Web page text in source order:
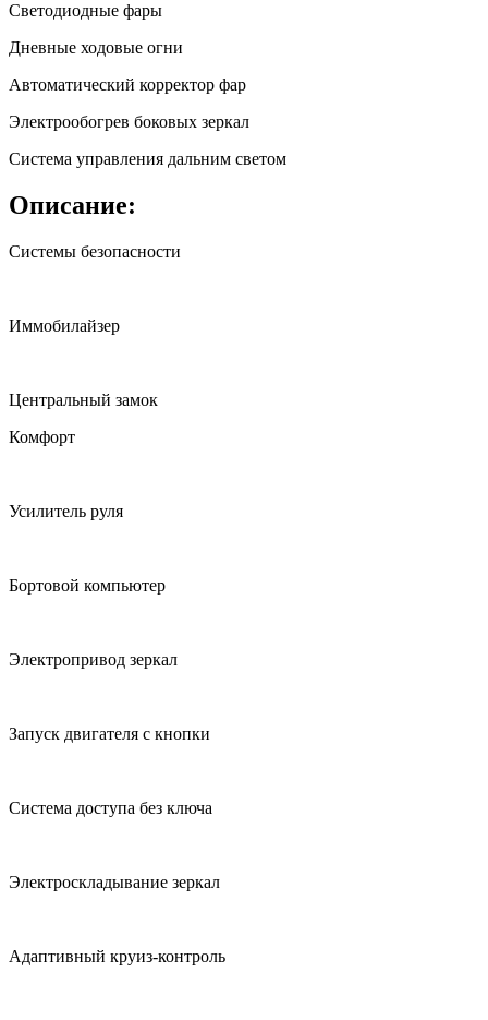
Светодиодные фары
Дневные ходовые огни
Автоматический корректор фар
Электрообогрев боковых зеркал
Система управления дальним светом
Описание:
Системы безопасности
Иммобилайзер
Центральный замок
Комфорт
Усилитель руля
Бортовой компьютер
Электропривод зеркал
Запуск двигателя с кнопки
Система доступа без ключа
Электроскладывание зеркал
Адаптивный круиз-контроль